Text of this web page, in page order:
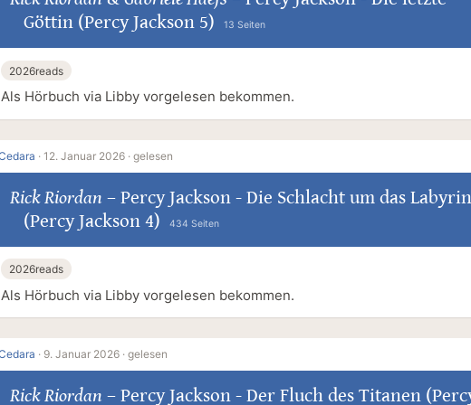
Göttin (Percy Jackson 5)
13 Seiten
2026reads
Als Hörbuch via Libby vorgelesen bekommen.
· 12. Januar 2026 · gelesen
Rick Riordan – Percy Jackson - Die Schlacht um das
(Percy Jackson 4)
434 Seiten
2026reads
Als Hörbuch via Libby vorgelesen bekommen.
· 9. Januar 2026 · gelesen
Rick Riordan – Percy Jackson - Der Fluch des Titanen